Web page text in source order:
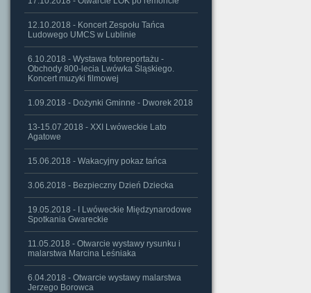
12.10.2018 - Koncert Zespołu Tańca
Ludowego UMCS w Lublinie
6.10.2018 - Wystawa fotoreportażu -
Obchody 800-lecia Lwówka Śląskiego.
Koncert muzyki filmowej
1.09.2018 - Dożynki Gminne - Dworek 2018
13-15.07.2018 - XXI Lwóweckie Lato
Agatowe
15.06.2018 - Wakacyjny pokaz tańca
3.06.2018 - Bezpieczny Dzień Dziecka
19.05.2018 - I Lwóweckie Międzynarodowe
Spotkania Gwareckie
11.05.2018 - Otwarcie wystawy rysunku i
malarstwa Marcina Leśniaka
6.04.2018 - Otwarcie wystawy malarstwa
Jerzego Borowca